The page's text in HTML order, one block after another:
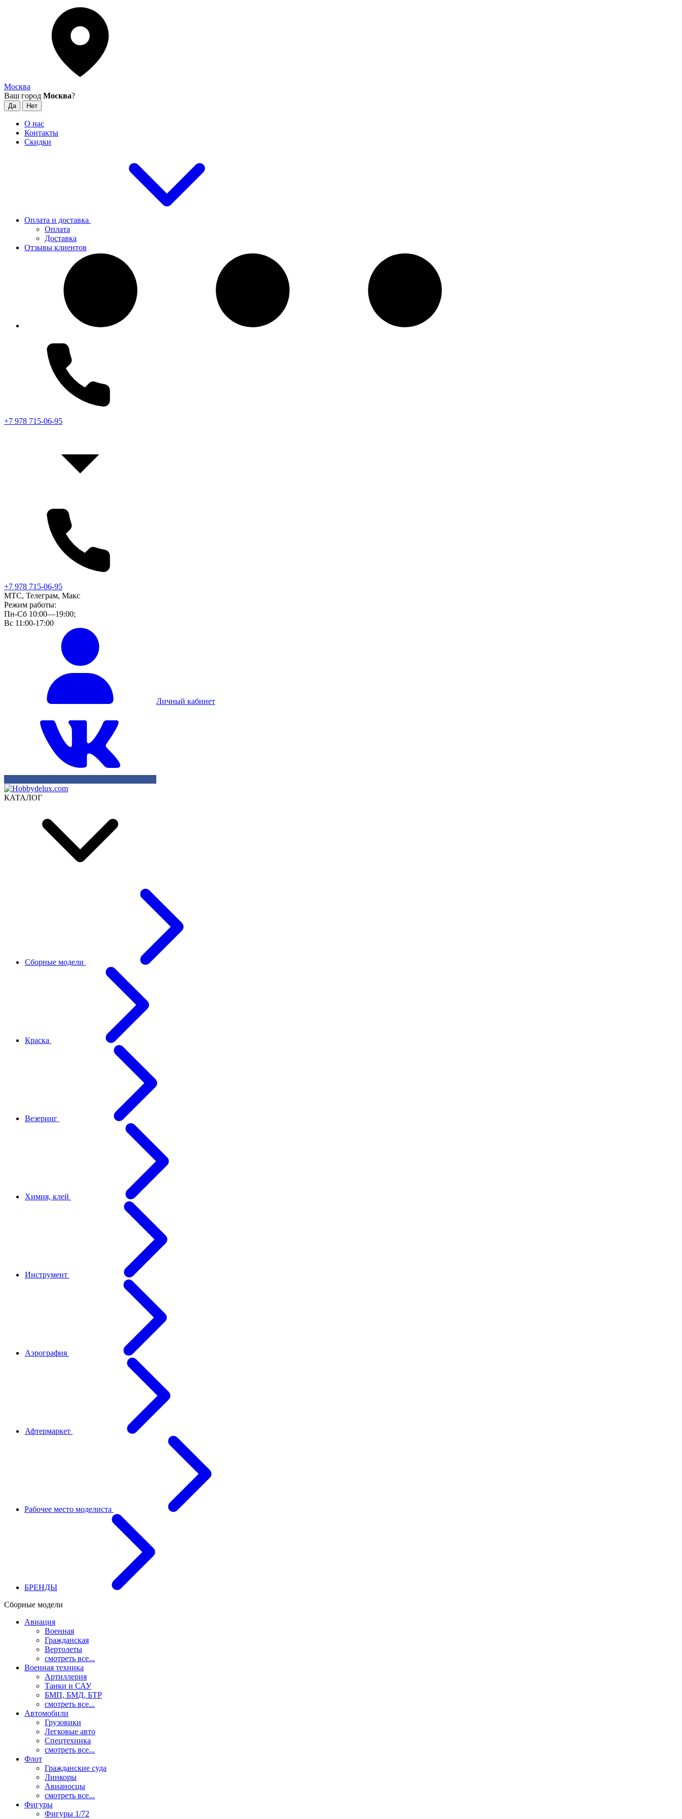
Москва
Ваш город Москва?
О нас
Контакты
Скидки
Оплата и доставка
Оплата
Доставка
Отзывы клиентов
+7 978 715-06-95
+7 978 715-06-95
МТС, Телеграм, Макс
Режим работы:
Пн-Сб 10:00—19:00;
Вс 11:00-17:00
Личный кабинет
КАТАЛОГ
Сборные модели
Краска
Везеринг
Химия, клей
Инструмент
Аэрография
Афтермаркет
Рабочее место моделиста
БРЕНДЫ
Сборные модели
Авиация
Военная
Гражданская
Вертолеты
смотреть все...
Военная техника
Артиллерия
Танки и САУ
БМП, БМД, БТР
смотреть все...
Автомобили
Грузовики
Легковые авто
Спецтехника
смотреть все...
Флот
Гражданские суда
Линкоры
Авианосцы
смотреть все...
Фигуры
Фигуры 1/72